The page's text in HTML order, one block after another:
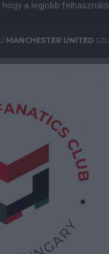
a legjobb
MANCHESTER UNITED